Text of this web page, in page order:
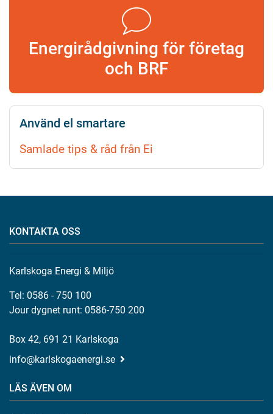
Energirådgivning för företag
och BRF
Använd el smartare
Samlade tips & råd från Ei
KONTAKTA OSS
Karlskoga Energi & Miljö
Tel: 0586 - 750 100
Jour dygnet runt: 0586-750 200
Box 42, 691 21 Karlskoga
info@karlskogaenergi.se
LÄS ÄVEN OM